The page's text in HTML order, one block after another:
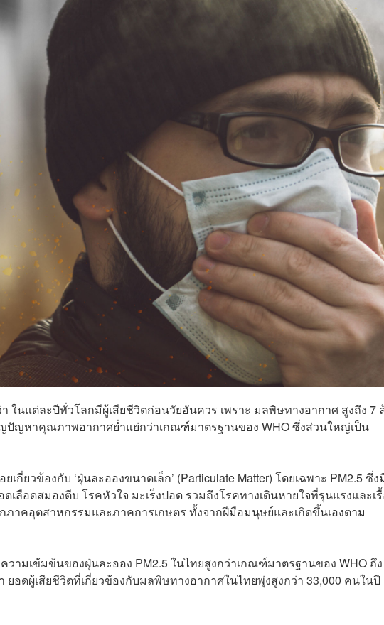
ในแต่ละปีทั่วโลกมีผู้เสียชีวิตก่อนวัยอันควร เพราะ มลพิษทางอากาศ สูงถึง 7
ปัญหาคุณภาพอากาศย่ำแย่กว่าเกณฑ์มาตรฐานของ WHO ซึ่งส่วนใหญ่เป็น
ยวข้องกับ ‘ฝุ่นละอองขนาดเล็ก’ (Particulate Matter) โดยเฉพาะ PM2.5 ซึ่ง
เลือดสมองตีบ โรคหัวใจ มะเร็งปอด รวมถึงโรคทางเดินหายใจที่รุนแรงและเ
าคอุตสาหกรรมและภาคการเกษตร ทั้งจากฝีมือมนุษย์และเกิดขึ้นเองตาม
ความเข้มข้นของฝุ่นละออง PM2.5 ในไทยสูงกว่าเกณฑ์มาตรฐานของ WHO ถึ
ยอดผู้เสียชีวิตที่เกี่ยวข้องกับมลพิษทางอากาศในไทยพุ่งสูงกว่า 33,000 คนในปี